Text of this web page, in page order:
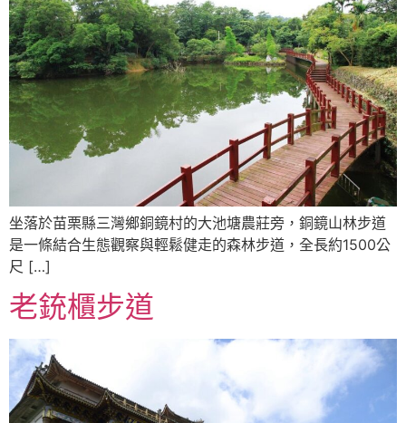
坐落於苗栗縣三灣鄉銅鏡村的大池塘農莊旁，銅鏡山林步道
是一條結合生態觀察與輕鬆健走的森林步道，全長約1500公
尺 […]
老銃櫃步道